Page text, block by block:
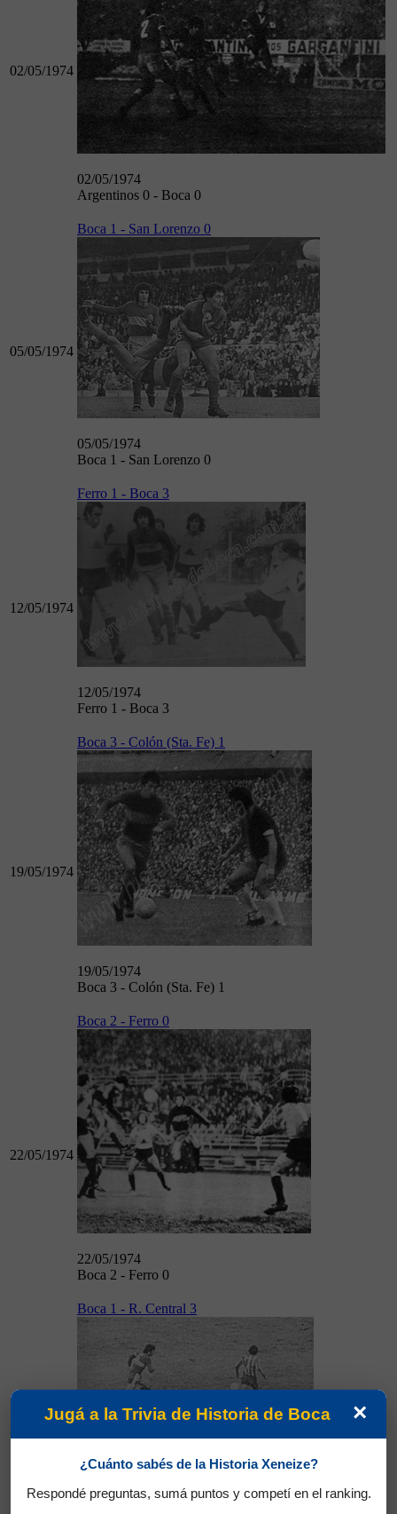
02/05/1974
02/05/1974
Argentinos 0 - Boca 0
05/05/1974
Boca 1 - San Lorenzo 0
05/05/1974
Boca 1 - San Lorenzo 0
12/05/1974
Ferro 1 - Boca 3
12/05/1974
Ferro 1 - Boca 3
19/05/1974
Boca 3 - Colón (Sta. Fe) 1
19/05/1974
Boca 3 - Colón (Sta. Fe) 1
22/05/1974
Boca 2 - Ferro 0
22/05/1974
Boca 2 - Ferro 0
Boca 1 - R. Central 3
×
Jugá a la Trivia de Historia de Boca
¿Cuánto sabés de la Historia Xeneize?
Respondé preguntas, sumá puntos y competí en el ranking.